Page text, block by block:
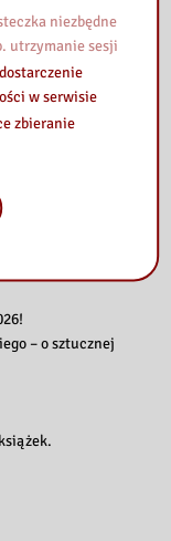
– o sztucznej
niezbędne
utrzymanie sesji
w serwisie
zbieranie